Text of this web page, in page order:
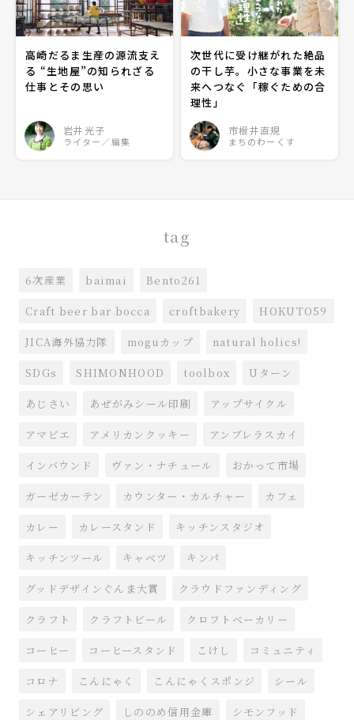
高崎だるま生産の源流支え
る “生地屋”の知られざる
仕事とその思い
岩井光子
ライター／編集
次世代に受け継がれた絶品
の干し芋。小さな事業を未
来へつなぐ「稼ぐための合
理性」
市根井直規
まちのわーくす
tag
6次産業 baimai Bento261
Craft beer bar bocca croftbakery HOKUTO59
JICA海外協力隊 moguカップ natural holics!
SDGs SHIMONHOOD toolbox Uターン
あじさい あぜがみシール印刷 アップサイクル
アマビエ アメリカンクッキー アンブレラスカイ
インバウンド ヴァン・ナチュール おかって市場
ガーゼカーテン カウンター・カルチャー カフェ
カレー カレースタンド キッチンスタジオ
キッチンツール キャベツ キンパ
グッドデザインぐんま大賞 クラウドファンディング
クラフト クラフトビール クロフトベーカリー
コーヒー コーヒースタンド こけし コミュニティ
コロナ こんにゃく こんにゃくスポンジ シール
シェアリビング しののめ信用金庫 シモンフッド